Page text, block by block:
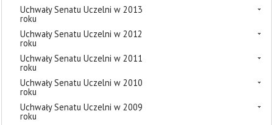
Uchwały Senatu Uczelni w 2013
roku
Uchwały Senatu Uczelni w 2012
roku
Uchwały Senatu Uczelni w 2011
roku
Uchwały Senatu Uczelni w 2010
roku
Uchwały Senatu Uczelni w 2009
roku